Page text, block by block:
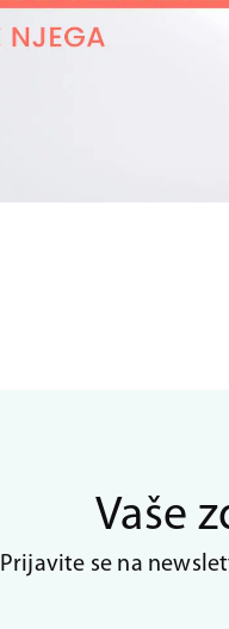
Vaše
Prijavite se na